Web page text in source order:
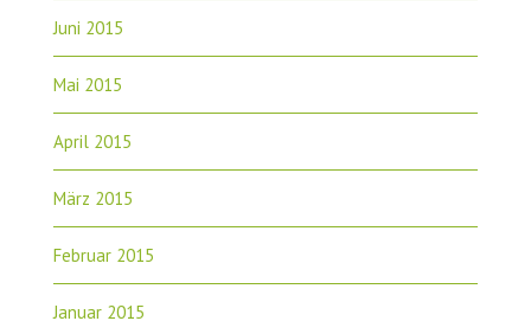
Juni 2015
Mai 2015
April 2015
März 2015
Februar 2015
Januar 2015